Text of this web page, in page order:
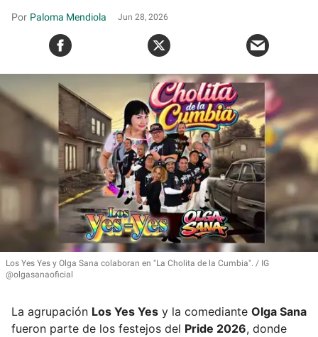
Paloma Mendiola Jun 28, 2026
Los Yes Yes y Olga Sana colaboran en "La Cholita de la Cumbia".
IG
@olgasanaoficial
La agrupación Los Yes Yes y la comediante Olga Sana
fueron parte de los festejos del Pride 2026, donde